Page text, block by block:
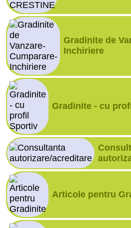
Gradinite de
Inchiriere
Gradinite - cu
Articole pentru